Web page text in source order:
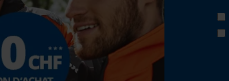
Vérifier linstallation de cookies
ID de session